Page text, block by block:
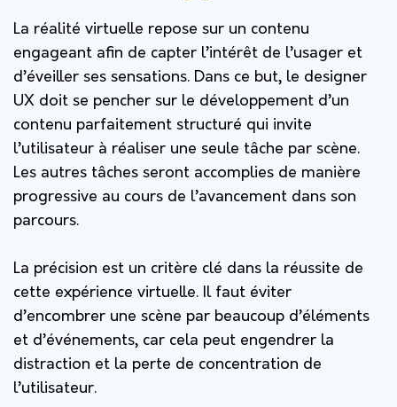
La réalité virtuelle repose sur un contenu
engageant afin de capter l’intérêt de l’usager et
d’éveiller ses sensations. Dans ce but, le designer
UX doit se pencher sur le développement d’un
contenu parfaitement structuré qui invite
l’utilisateur à réaliser une seule tâche par scène.
Les autres tâches seront accomplies de manière
progressive au cours de l’avancement dans son
parcours.
La précision est un critère clé dans la réussite de
cette expérience virtuelle. Il faut éviter
d’encombrer une scène par beaucoup d’éléments
et d’événements, car cela peut engendrer la
distraction et la perte de concentration de
l’utilisateur.